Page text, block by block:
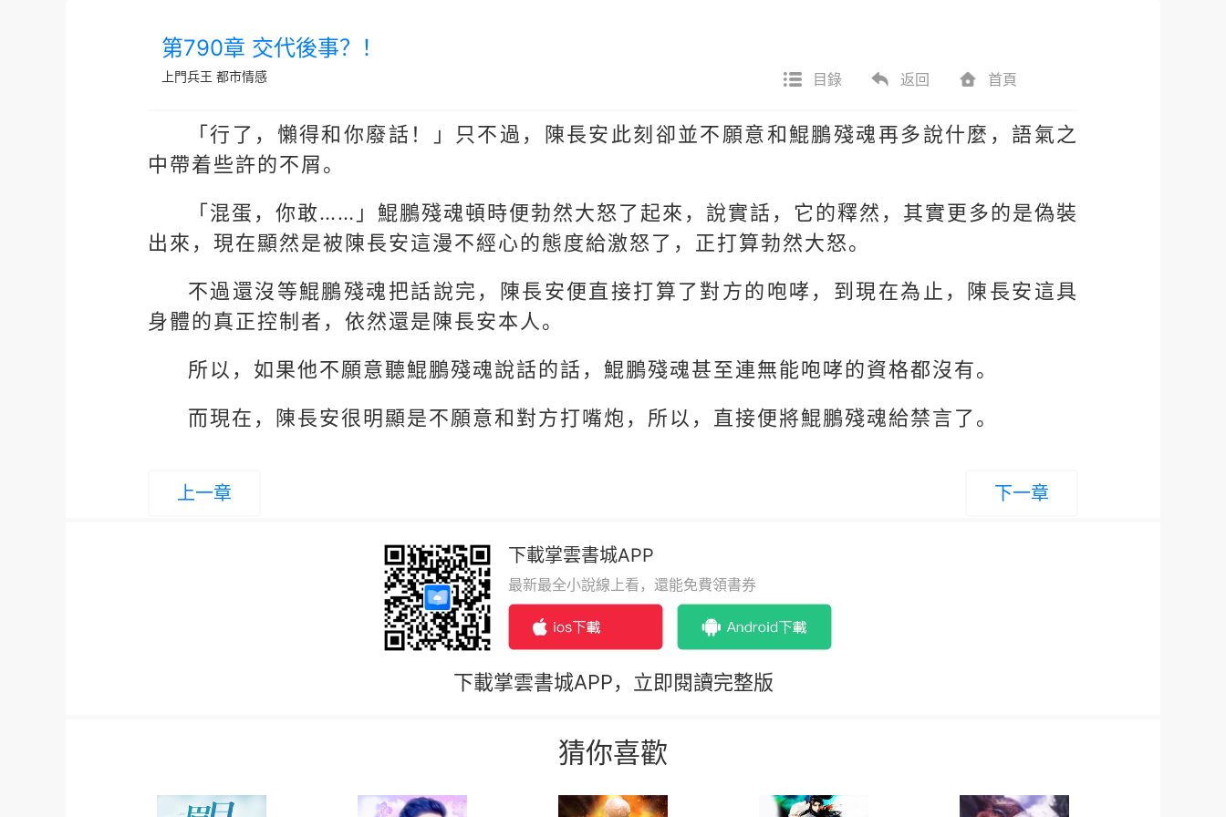
第790章 交代後事？！
上門兵王 都市情感 目錄 返回 首頁
「行了，懶得和你廢話！」只不過，陳長安此刻卻並不願意和鯤鵬殘魂再多說什麼，語氣之
中帶着些許的不屑。
「混蛋，你敢……」鯤鵬殘魂頓時便勃然大怒了起來，說實話，它的釋然，其實更多的是偽裝
出來，現在顯然是被陳長安這漫不經心的態度給激怒了，正打算勃然大怒。
不過還沒等鯤鵬殘魂把話說完，陳長安便直接打算了對方的咆哮，到現在為止，陳長安這具
身體的真正控制者，依然還是陳長安本人。
所以，如果他不願意聽鯤鵬殘魂說話的話，鯤鵬殘魂甚至連無能咆哮的資格都沒有。
而現在，陳長安很明顯是不願意和對方打嘴炮，所以，直接便將鯤鵬殘魂給禁言了。
上一章 下一章
下載掌雲書城APP
最新最全小說線上看，還能免費領書券
下載掌雲書城APP，立即閱讀完整版
猜你喜歡